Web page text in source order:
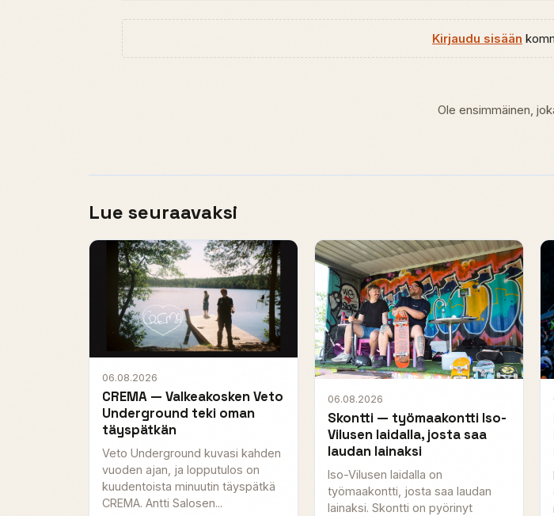
Kirjaudu sisään
Ole ensimmäinen,
Lue seuraavaksi
06.08.2026
CREMA — Valkeakosken Veto
Underground teki oman
täyspätkän
Veto Underground kuvasi kahden
vuoden ajan, ja lopputulos on
kuudentoista minuutin täyspätkä
CREMA. Antti Salosen...
06.08.2026
Skontti — työmaakontti Iso-
Vilusen laidalla, josta saa
laudan lainaksi
Iso-Vilusen laidalla on
työmaakontti, josta saa laudan
lainaksi. Skontti on pyörinyt